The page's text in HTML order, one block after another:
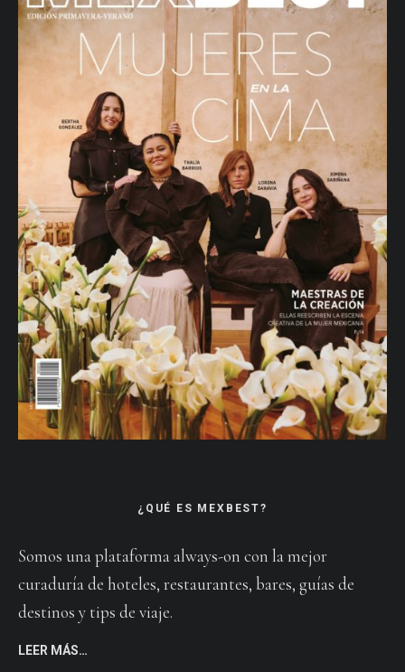
¿QUÉ ES MEXBEST?
Somos una plataforma always-on con la mejor
curaduría de hoteles, restaurantes, bares, guías de
destinos y tips de viaje.
LEER MÁS…